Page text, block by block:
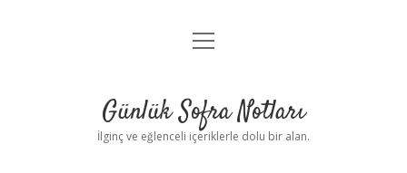
Anasayfa
Yasal Uyarı
menüyü
Günlük Sofra Notları
İlginç ve eğlenceli içeriklerle dolu bir alan.